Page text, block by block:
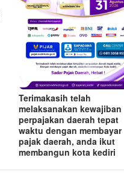
Terimakasih telah
melaksanakan kewajiban
perpajakan daerah tepat
waktu dengan membayar
pajak daerah, anda ikut
membangun kota kediri